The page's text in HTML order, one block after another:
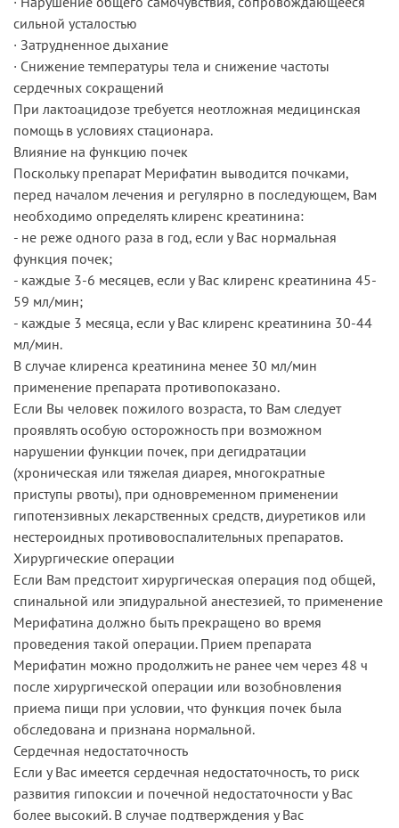
сильной усталостью
· Затрудненное дыхание
· Снижение температуры тела и снижение частоты
сердечных сокращений
При лактоацидозе требуется неотложная медицинская
помощь в условиях стационара.
Влияние на функцию почек
Поскольку препарат Мерифатин выводится почками,
перед началом лечения и регулярно в последующем, Вам
необходимо определять клиренс креатинина:
- не реже одного раза в год, если у Вас нормальная
функция почек;
- каждые 3-6 месяцев, если у Вас клиренс креатинина 45-
59 мл/мин;
- каждые 3 месяца, если у Вас клиренс креатинина 30-44
мл/мин.
В случае клиренса креатинина менее 30 мл/мин
применение препарата противопоказано.
Если Вы человек пожилого возраста, то Вам следует
проявлять особую осторожность при возможном
нарушении функции почек, при дегидратации
(хроническая или тяжелая диарея, многократные
приступы рвоты), при одновременном применении
гипотензивных лекарственных средств, диуретиков или
нестероидных противовоспалительных препаратов.
Хирургические операции
Если Вам предстоит хирургическая операция под общей,
спинальной или эпидуральной анестезией, то применение
Мерифатина должно быть прекращено во время
проведения такой операции. Прием препарата
Мерифатин можно продолжить не ранее чем через 48 ч
после хирургической операции или возобновления
приема пищи при условии, что функция почек была
обследована и признана нормальной.
Сердечная недостаточность
Если у Вас имеется сердечная недостаточность, то риск
развития гипоксии и почечной недостаточности у Вас
более высокий. В случае подтверждения у Вас